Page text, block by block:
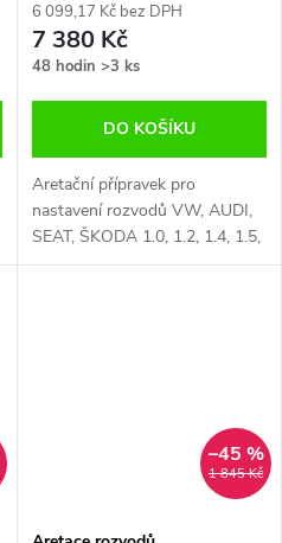
6 099,17 Kč bez DPH
7 380 Kč
48 hodin >3 ks
DO KOŠÍKU
Aretační přípravek pro
nastavení rozvodů VW, AUDI,
SEAT, ŠKODA 1.0, 1.2, 1.4, 1.5,
1.6 TSI, VAG
1 845 Kč
–45 %